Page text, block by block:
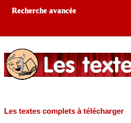
Recherche avancée
Les textes complets à télécharger